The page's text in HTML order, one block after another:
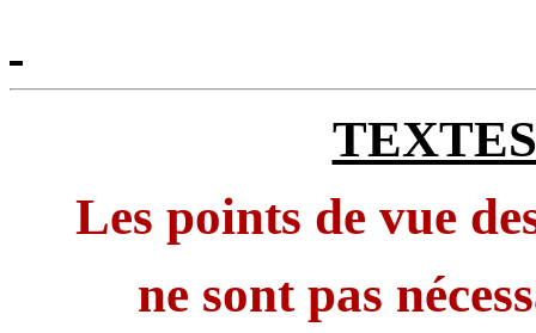
Les points de vue
ne sont pas